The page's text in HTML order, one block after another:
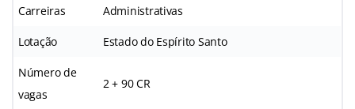
Carreiras Administrativas
Lotação Estado do Espírito Santo
Número de
vagas
2 + 90 CR